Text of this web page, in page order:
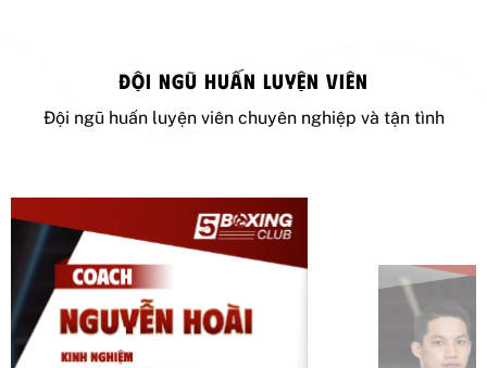
ĐỘI NGŨ HUẤN LUYỆN VIÊN
Đội ngũ huấn luyện viên chuyên nghiệp và tận tình